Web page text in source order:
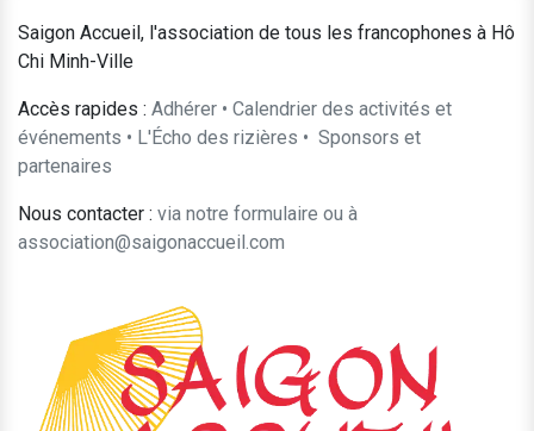
Saigon Accueil, l'association de tous les francophones à Hô
Chi Minh-Ville
Accès rapides : Adhérer • Calendrier des activités et
événements • L'Écho des rizières • ​Sponsors et
partenaires​​
Nous contacter : ​via notre formulaire ou à
association@saigonaccueil.com